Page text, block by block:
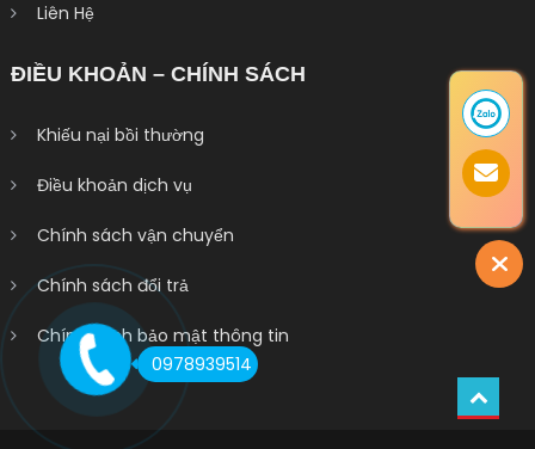
Liên Hệ
ĐIỀU KHOẢN – CHÍNH SÁCH
Khiếu nại bồi thường
Điều khoản dịch vụ
Chính sách vận chuyển
Chính sách đổi trả
Chính sách bảo mật thông tin
0978939514